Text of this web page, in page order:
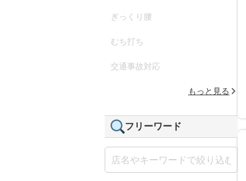
ぎっくり腰
むち打ち
交通事故対応
もっと見る
フリーワード